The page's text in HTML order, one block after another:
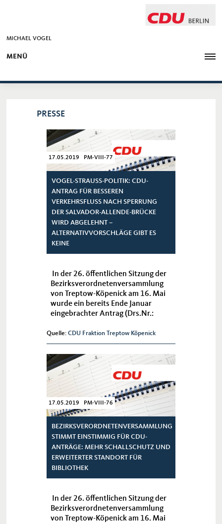
MICHAEL VOGEL
MENÜ
PRESSE
17.05.2019 PM-VIII-77
VOGEL-STRAUSS-POLITIK: CDU-A
NTRAG FÜR BESSEREN V
ERKEHRSFLUSS NACH SPERRUNG D
ER SALVADOR-ALLENDE-BRÜCKE W
IRD ABGELEHNT – A
LTERNATIVVORSCHLÄGE GIBT ES K
EINE
In der 26. öffentlichen Sitzung der
Bezirksverordnetenversammlung
von Treptow-Köpenick am 16. Mai
wurde ein bereits Ende Januar
eingebrachter Antrag (Drs.Nr.:
Bezirksverordneten Ralph Korbus
mehrheitlich abgelehnt. Ralph
Korbus schlug ...
Quelle: CDU Fraktion Treptow Köpenick
17.05.2019 PM-VIII-76
BEZIRKSVERORDNETENVERSAMMLUNG
STIMMT EINSTIMMIG FÜR CDU-
ANTRÄGE: MEHR SCHALLSCHUTZ UND
ERWEITERTER STANDORT FÜR
BIBLIOTHEK
In der 26. öffentlichen Sitzung der
Bezirksverordnetenversammlung
von Treptow-Köpenick am 16. Mai